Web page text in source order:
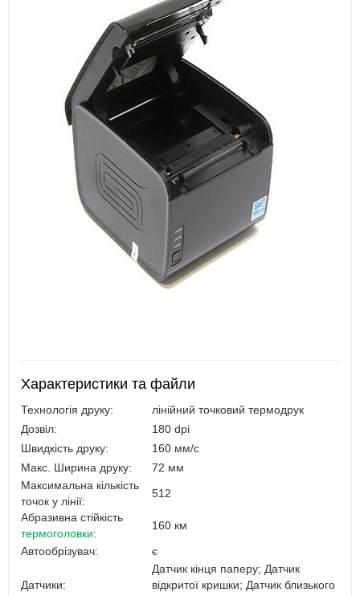
Характеристики та файли
Технологія друку:
лінійний точковий термодрук
Дозвіл:
180 dpi
Швидкість друку:
160 мм/с
Макс. Ширина друку:
72 мм
Максимальна кількість
точок у лінії:
512
Абразивна стійкість
термоголовки:
160 км
Автообрізувач:
є
Датчики:
Датчик кінця паперу; Датчик
відкритої кришки; Датчик близького